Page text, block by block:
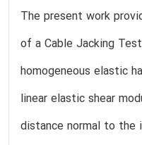
The present work
of a Cable Jacking
homogeneous elastic
linear elastic shear
distance normal to the